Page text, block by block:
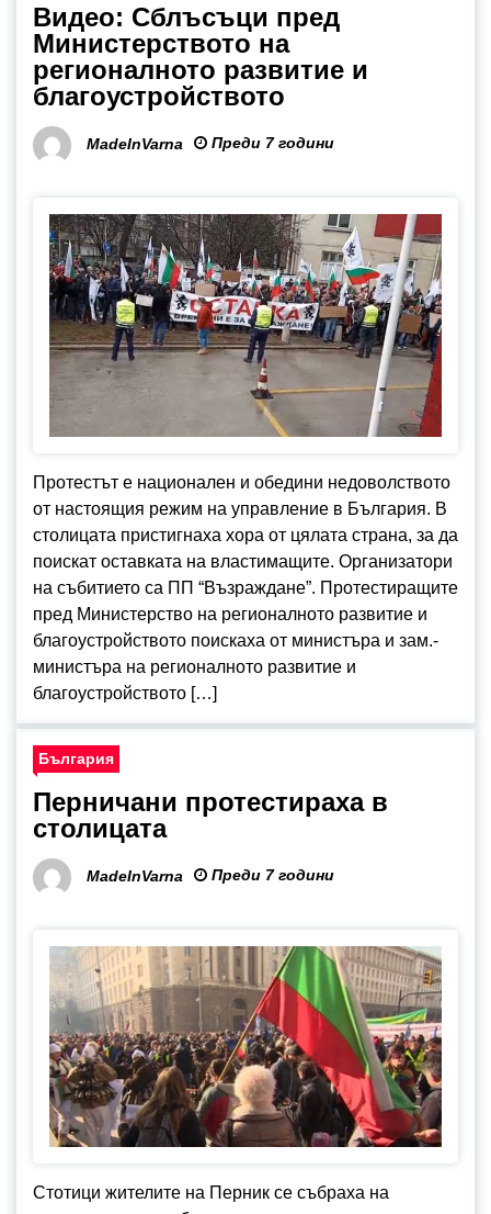
Видео: Сблъсъци пред
Министерството на
регионалното развитие и
благоустройството
MadeInVarna Преди 7 години
Протестът е национален и обедини недоволството
от настоящия режим на управление в България. В
столицата пристигнаха хора от цялата страна, за да
поискат оставката на властимащите. Организатори
на събитието са ПП “Възраждане”. Протестиращите
пред Министерство на регионалното развитие и
благоустройството поискаха от министъра и зам.-
министъра на регионалното развитие и
благоустройството […]
България
Перничани протестираха в
столицата
MadeInVarna Преди 7 години
Стотици жителите на Перник се събраха на